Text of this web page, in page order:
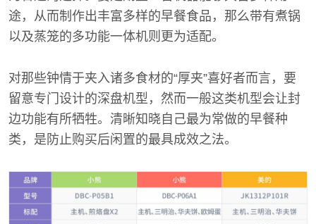
途，从而制作出丰富多样的早餐食品，那么带有煮锅
以及蒸笼的多功能一体机则更为适配。
对那些钟情于夹入诸多食材的“厚夹”喜好者而言，要
留意专门设计的深盘机型，然而一般这类机型会让封
边功能有所牺牲。清晰知晓自己最为常做的早餐种
类，是防止购买后闲置的最具成效之法。